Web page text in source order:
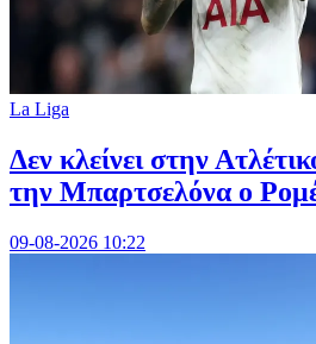
La Liga
Δεν κλείνει στην
την Μπαρτσελόνα ο
09-08-2026 10:22